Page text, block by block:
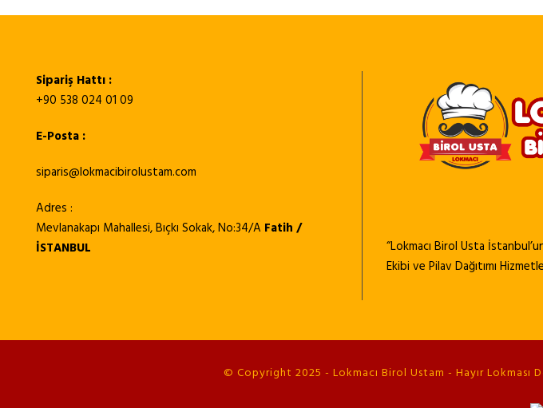
Sipariş Hattı :
+90 538 024 01 09
E-Posta :
siparis@lokmacibirolustam.com
Adres :
Mevlanakapı Mahallesi, Bıçkı Sokak, No:34/A Fatih /
İSTANBUL
“Lokmacı Birol Usta
Ekibi ve Pilav Dağıtımı
© Copyright 2025 - Lokmacı Birol Ustam - Hayır Lokması